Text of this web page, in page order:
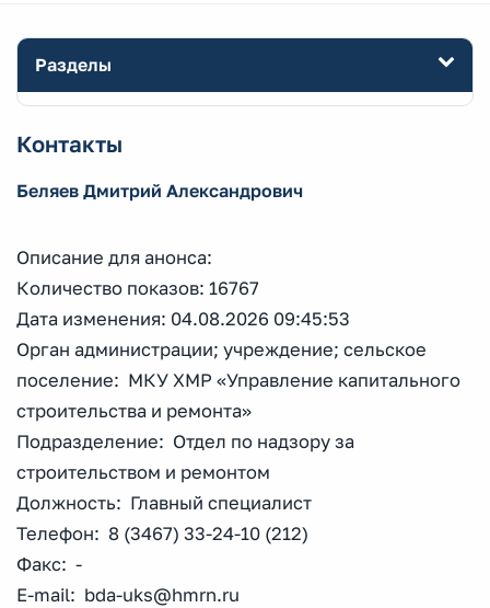
Разделы
Контакты
Беляев Дмитрий Александрович
Описание для анонса:
Количество показов: 16767
Дата изменения: 04.08.2026 09:45:53
Орган администрации; учреждение; сельское
поселение: МКУ ХМР «Управление капитального
строительства и ремонта»
Подразделение: Отдел по надзору за
строительством и ремонтом
Должность: Главный специалист
Телефон: 8 (3467) 33-24-10 (212)
Факс: -
E-mail: bda-uks@hmrn.ru